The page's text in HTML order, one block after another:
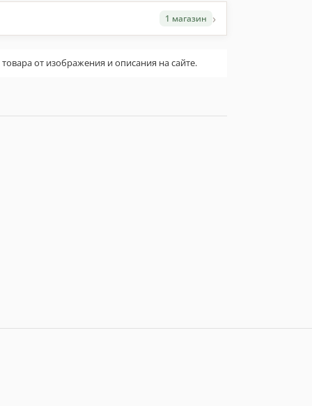
1 магазин ›
от изображения и описания на сайте.